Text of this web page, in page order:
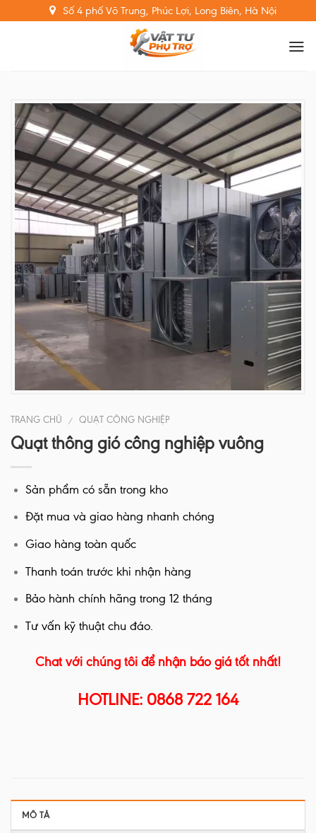
to
Số 4 phố Võ Trung, Phúc Lợi, Long Biên, Hà Nội
TRANG CHỦ / QUẠT CÔNG NGHIỆP
Quạt thông gió công nghiệp vuông
Sản phẩm có sẵn trong kho
Đặt mua và giao hàng nhanh chóng
Giao hàng toàn quốc
Thanh toán trước khi nhận hàng
Bảo hành chính hãng trong 12 tháng
Tư vấn kỹ thuật chu đáo.
Chat với chúng tôi để nhận báo giá tốt nhất!
HOTLINE: 0868 722 164
MÔ TẢ